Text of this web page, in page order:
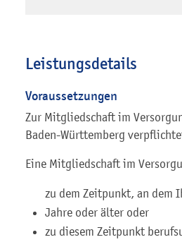
Leistungsdetails
Voraussetzungen
Zur Mitgliedschaft im
Baden-Württemberg
Eine Mitgliedschaft im
zu dem Zeitpunkt, an dem
Jahre oder älter oder
zu diesem Zeitpunkt